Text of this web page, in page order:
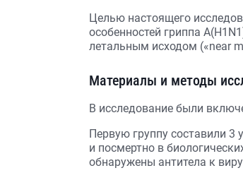
Целью настоящего
особенностей гриппа
летальным исходом («near
Материалы и методы
В исследование были
Первую группу составили
и посмертно в
обнаружены антитела к